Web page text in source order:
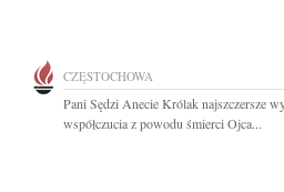
CZĘSTOCHOWA
Pani Sędzi Anecie Królak najszczersze
współczucia z powodu śmierci Ojca...